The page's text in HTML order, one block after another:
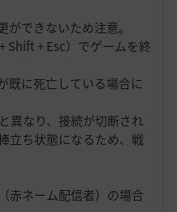
できないため注意。
Shift + Esc）でゲームを終
既に死亡している場合に
異なり、接続が切断され
立ち状態になるため、戦
赤ネーム配信者）の場合